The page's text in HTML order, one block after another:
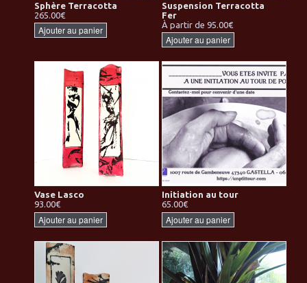
Sphère Terracotta
265.00€
Ajouter au panier
Suspension Terracotta
Fer
À partir de 95.00€
Ajouter au panier
Vase Lasco
93.00€
Ajouter au panier
Initiation au tour
65.00€
Ajouter au panier